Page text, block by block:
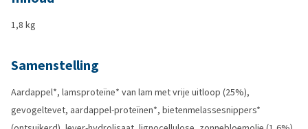
1,8 kg
Samenstelling
Aardappel*, lamsproteïne* van lam met vrije uitloop (25%),
gevogeltevet, aardappel-proteïnen*, bietenmelassesnippers*